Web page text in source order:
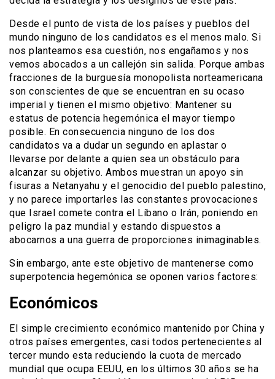
Desde el punto de vista de los países y pueblos del
mundo ninguno de los candidatos es el menos malo. Si
nos planteamos esa cuestión, nos engañamos y nos
vemos abocados a un callejón sin salida. Porque ambas
fracciones de la burguesía monopolista norteamericana
son conscientes de que se encuentran en su ocaso
imperial y tienen el mismo objetivo: Mantener su
estatus de potencia hegemónica el mayor tiempo
posible. En consecuencia ninguno de los dos
candidatos va a dudar un segundo en aplastar o
llevarse por delante a quien sea un obstáculo para
alcanzar su objetivo. Ambos muestran un apoyo sin
fisuras a Netanyahu y el genocidio del pueblo palestino,
y no parece importarles las constantes provocaciones
que Israel comete contra el Líbano o Irán, poniendo en
peligro la paz mundial y estando dispuestos a
abocarnos a una guerra de proporciones inimaginables.
Sin embargo, ante este objetivo de mantenerse como
superpotencia hegemónica se oponen varios factores:
Económicos
El simple crecimiento económico mantenido por China y
otros países emergentes, casi todos pertenecientes al
tercer mundo esta reduciendo la cuota de mercado
mundial que ocupa EEUU, en los últimos 30 años se ha